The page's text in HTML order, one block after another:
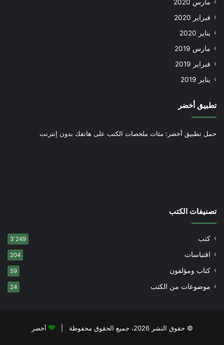
مارس 2020
فبراير 2020
يناير 2020
مارس 2019
فبراير 2019
يناير 2019
تطبيق أخضر
حمل تطبيق أخضر: مئات ملخصات الكتب على هاتفك بدون إنترنت
تصنيفات الكتب
كتب 3٬249
اقتباسات 204
كتاب ومؤلفون 59
موضوعات من الكتب 24
© حقوق النشر 2026، جميع الحقوق محفوظة | أخضر